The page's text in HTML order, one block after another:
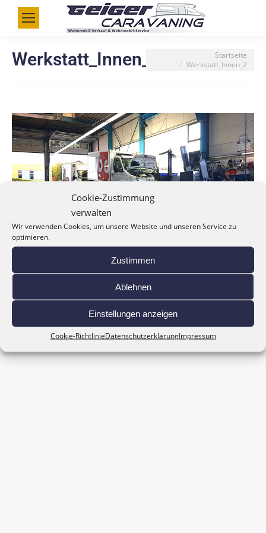
Cookie-Zustimmung
verwalten
Wir verwenden Cookies, um unsere Website und unseren Service zu
optimieren.
Zustimmen
Ablehnen
Einstellungen anzeigen
Cookie-RichtlinieDatenschutzerklärungImpressum
Werkstatt_Innen_2
Startseite
Werkstatt_Innen_2
Copyright © 2026 Autohaus Geiger GmbH & Co.KG
WebDesign by
OutsourceToAsia